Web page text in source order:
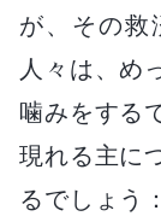
が、その救
人々は、め
噛みをする
現れる主に
るでしょう